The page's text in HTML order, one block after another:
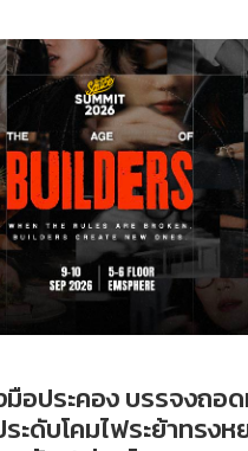
มือประคอง บรรจงถอ
ะดับโคมไฟระย้าทรง